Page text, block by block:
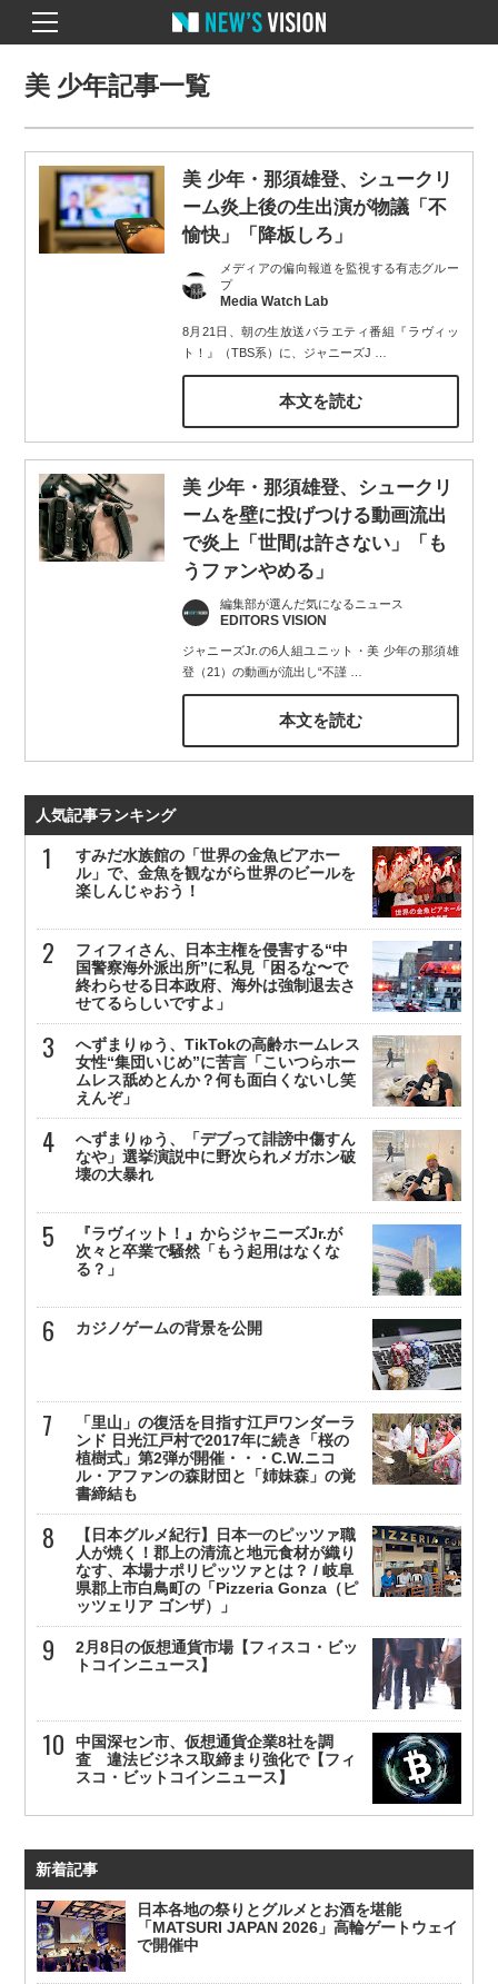
美 少年記事一覧
美 少年・那須雄登、シュークリ
ーム炎上後の生出演が物議「不
愉快」「降板しろ」
メディアの偏向報道を監視する有志グルー
プ
Media Watch Lab
8月21日、朝の生放送バラエティ番組『ラヴィッ
ト！』（TBS系）に、ジャニーズJ
本文を読む
美 少年・那須雄登、シュークリ
ームを壁に投げつける動画流出
で炎上「世間は許さない」「も
うファンやめる」
編集部が選んだ気になるニュース
EDITORS VISION
ジャニーズJr.の6人組ユニット・美 少年の那須雄
登（21）の動画が流出し“不謹…
本文を読む
人気記事ランキング
すみだ水族館の「世界の金魚ビアホー
ル」で、金魚を観ながら世界のビールを
楽しんじゃおう！
フィフィさん、日本主権を侵害する“中
国警察海外派出所”に私見「困るな〜で
終わらせる日本政府、海外は強制退去さ
せてるらしいですよ」
へずまりゅう、TikTokの高齢ホームレス
女性“集団いじめ”に苦言「こいつらホー
ムレス舐めとんか？何も面白くないし笑
えんぞ」
へずまりゅう、「デブって誹謗中傷すん
なや」選挙演説中に野次られメガホン破
壊の大暴れ
『ラヴィット！』からジャニーズJr.が
次々と卒業で騒然「もう起用はなくな
る？」
カジノゲームの背景を公開
「里山」の復活を目指す江戸ワンダーラ
ンド 日光江戸村で2017年に続き「桜の
植樹式」第2弾が開催・・・C.W.ニコ
ル・アファンの森財団と「姉妹森」の覚
書締結も
【日本グルメ紀行】日本一のピッツァ職
人が焼く！郡上の清流と地元食材が織り
なす、本場ナポリピッツァとは？ / 岐阜
県郡上市白鳥町の「Pizzeria Gonza（ピ
ッツェリア ゴンザ）」
2月8日の仮想通貨市場【フィスコ・ビッ
トコインニュース】
中国深セン市、仮想通貨企業8社を調
査 違法ビジネス取締まり強化で【フィ
スコ・ビットコインニュース】
新着記事
日本各地の祭りとグルメとお酒を堪能
「MATSURI JAPAN 2026」高輪ゲートウェイ
で開催中